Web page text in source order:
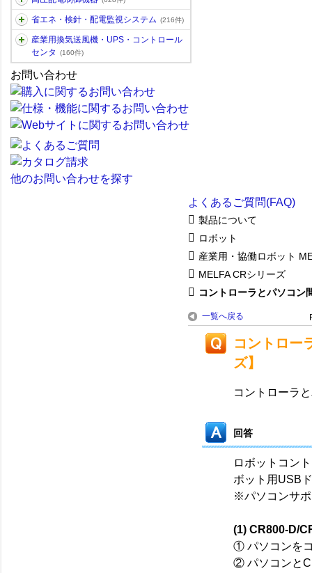
省エネ・検針・配電監視システム (216件)
産業用換気送風機・UPS・コントロール
センタ
(160件)
お問い合わせ
他のお問い合わせを探す
よくあるご質問(FAQ)
製品について
ロボット
産業用・協働ロボット
MELFA CRシリーズ
コントローラとパソコン
一覧へ戻る
コントロー
ズ】
コントローラ
回答
ロボットコン
ボット用USB
※パソコンサポ
(1) CR800-D/
① パソコンを
② パソコンと